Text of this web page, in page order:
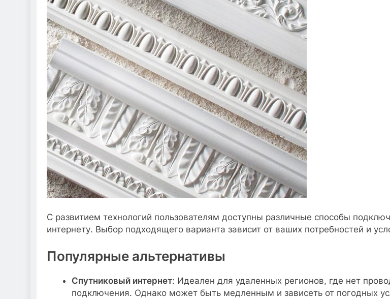
С развитием технологий пользователям доступны различные способы
интернету. Выбор подходящего варианта зависит от ваших потребностей и
Популярные альтернативы
Спутниковый интернет: Идеален для удаленных регионов, где нет
подключения. Однако может быть медленным и зависеть от погодных